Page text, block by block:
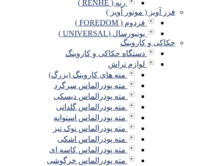
رنه ( RENHE )
فرز آویز ( موتور آویز )
فردوم ( FOREDOM )
یونیورسال (UNIVERSAL )
حکاکی و کاروینگ
دستگاه حکاکی و کاروینگ
لوازم تراش
مته های کاروینگ (بزرگ)
مته پودرالماس سرگرد
مته پودرالماس دیسکی
مته پودرالماس گلدانی
مته پودرالماس استوانه
مته پودرالماس نوک تیز
مته پودرالماس اشکی
مته پودرالماس کاسه ای
مته پودرالماس خرگوشی